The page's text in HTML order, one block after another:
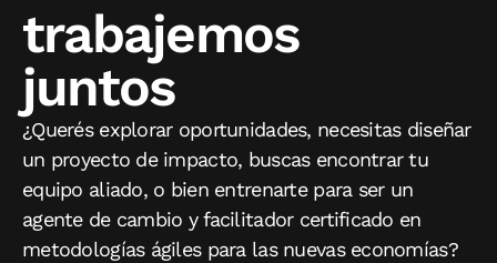
trabajemos
juntos
¿Querés explorar oportunidades, necesitas diseñar
un proyecto de impacto, buscas encontrar tu
equipo aliado, o bien entrenarte para ser un
agente de cambio y facilitador certificado en
metodologías ágiles para las nuevas economías?